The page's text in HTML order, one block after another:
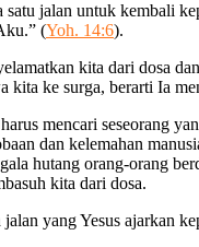
jalan untuk kembali
(Yoh. 14:6).
kita dari dosa
kita ke surga, berarti Ia
mencari seseorang
dan kelemahan
hutang orang-orang
kita dari dosa.
yang Yesus ajarkan